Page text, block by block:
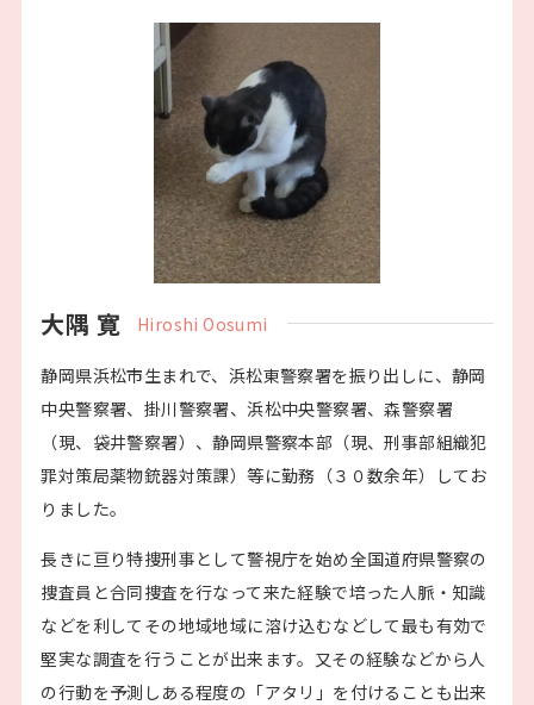
大隅 寛 Hiroshi Oosumi
静岡県浜松市生まれで、浜松東警察署を振り出しに、静岡
中央警察署、掛川警察署、浜松中央警察署、森警察署
（現、袋井警察署）、静岡県警察本部（現、刑事部組織犯
罪対策局薬物銃器対策課）等に勤務（３０数余年）してお
りました。
長きに亘り特捜刑事として警視庁を始め全国道府県警察の
捜査員と合同捜査を行なって来た経験で培った人脈・知識
などを利してその地域地域に溶け込むなどして最も有効で
堅実な調査を行うことが出来ます。又その経験などから人
の行動を予測しある程度の「アタリ」を付けることも出来